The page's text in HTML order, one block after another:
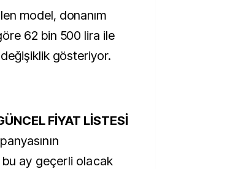
model, donanım
62 bin 500 lira ile
gösteriyor.
FİYAT LİSTESİ
bu ay geçerli olacak